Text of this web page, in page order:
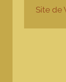
Site de